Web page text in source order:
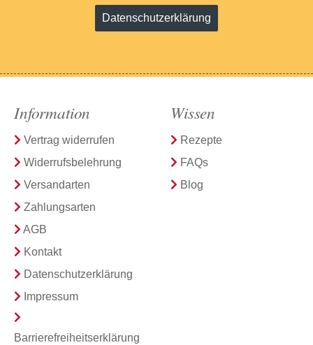
Datenschutzerklärung
Information
Vertrag widerrufen
Widerrufsbelehrung
Versandarten
Zahlungsarten
AGB
Kontakt
Datenschutzerklärung
Impressum
Barrierefreiheitserklärung
Wissen
Rezepte
FAQs
Blog